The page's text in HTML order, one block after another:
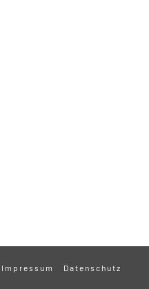
Impressum Datenschutz